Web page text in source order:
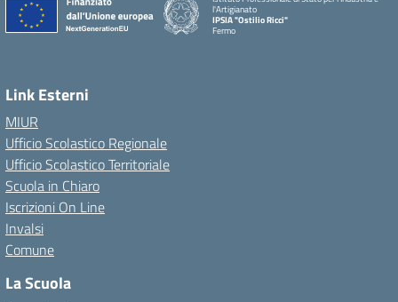
l'Artigianato
IPSIA "Ostilio Ricci"
Fermo
Link Esterni
MIUR
Ufficio Scolastico Regionale
Ufficio Scolastico Territoriale
Scuola in Chiaro
Iscrizioni On Line
Invalsi
Comune
La Scuola